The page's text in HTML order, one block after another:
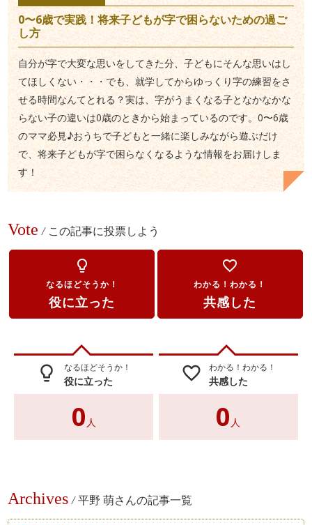
0〜6歳で実践！将来子どもが字で困らないための過ご
し方
自分が字で大変な思いをしてきた分、子どもにそんな思いはし
てほしくない・・・でも、就学してからゆっくり字の練習をさ
せる時間なんてとれる？実は、字がうまくなる子となかなかな
らない子の違いは0歳のときから始まっているのです。0〜6歳
のママ必見♪おうちで子どもと一緒に楽しみながら遊ぶだけ
で、将来子どもが字で困らなくなるような情報をお届けしま
す！
Vote / この記事に投票しよう
lightbulb_outline
なるほどそうか！
役に立った
favorite_border
わかる！わかる！
共感した
lightbulb_outline なるほどそうか！
役に立った
0 人
favorite_border わかる！わかる！
共感した
0 人
Archives / 平野 萌さんの記事一覧